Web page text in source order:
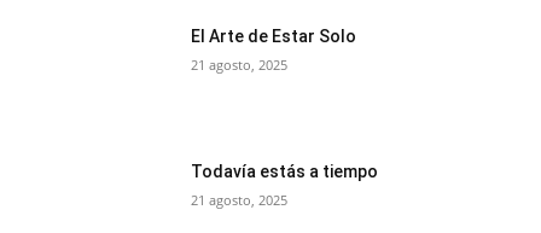
El Arte de Estar Solo
21 agosto, 2025
Todavía estás a tiempo
21 agosto, 2025